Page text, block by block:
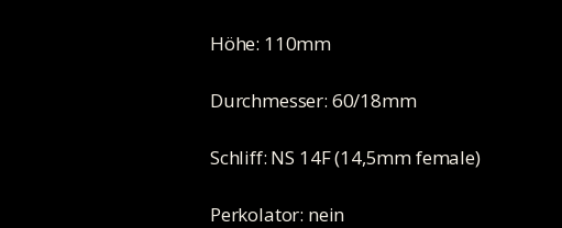
Höhe: 110mm
Durchmesser: 60/18mm
Schliff: NS 14F (14,5mm female)
Perkolator: nein